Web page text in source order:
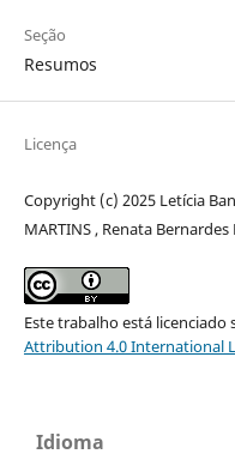
Seção
Resumos
Licença
Copyright (c) 2025 Letícia
MARTINS , Renata Bernardes
Este trabalho está licenciado
Attribution 4.0 International
Idioma